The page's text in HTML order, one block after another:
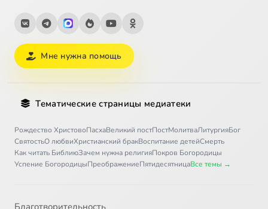
Мне нужна помощь
Тематические страницы медиатеки
Рождество ХристовоПасхаВеликий постПостМолитваЛитургияБог
СвятостьО любвиХристианский бракВоспитание детейСмерть
Как читать БиблиюЗачем нужна религияПокров Богородицы
Успение БогородицыПреображениеПятидесятницаВсе темы →